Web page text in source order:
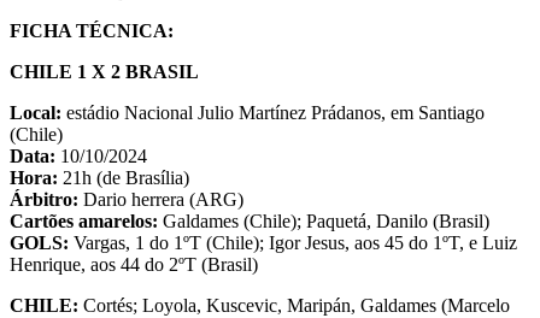
FICHA TÉCNICA:
CHILE 1 X 2 BRASIL
Local: estádio Nacional Julio Martínez Prádanos, em Santiago
(Chile)
Data: 10/10/2024
Hora: 21h (de Brasília)
Árbitro: Dario herrera (ARG)
Cartões amarelos: Galdames (Chile); Paquetá, Danilo (Brasil)
GOLS: Vargas, 1 do 1ºT (Chile); Igor Jesus, aos 45 do 1ºT, e Luiz
Henrique, aos 44 do 2ºT (Brasil)
CHILE: Cortés; Loyola, Kuscevic, Maripán, Galdames (Marcelo